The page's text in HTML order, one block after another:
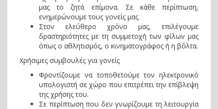
μας το ζητά επίμονα. Σε κάθε περίπτωση,
ενημερώνουμε τους γονείς μας.
Στον ελεύθερο χρόνο μας, επιλέγουμε
δραστηριότητες με τη συμμετοχή των φίλων μας
όπως ο αθλητισμός, ο κινηματογράφος ή η βόλτα.
Χρήσιμες συμβουλές για γονείς
Φροντίζουμε να τοποθετούμε τον ηλεκτρονικό
υπολογιστή σε χώρο που επιτρέπει την επίβλεψη
της χρήσης του.
Σε περίπτωση που δεν γνωρίζουμε τη λειτουργία